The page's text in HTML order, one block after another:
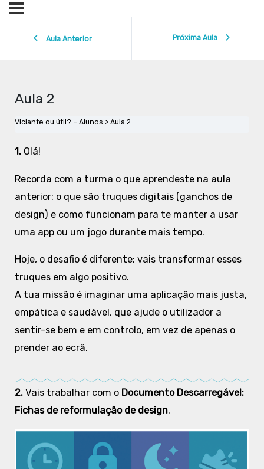
Aula Anterior Próxima Aula
Aula 2
Viciante ou útil? – Alunos Aula 2
1.Olá!
Recorda com a turma o que aprendeste na aula
anterior: o que são truques digitais (ganchos de
design) e como funcionam para te manter a usar
uma app ou um jogo durante mais tempo.
Hoje, o desafio é diferente: vais transformar esses
truques em algo positivo.
A tua missão é imaginar uma aplicação mais justa,
empática e saudável, que ajude o utilizador a
sentir-se bem e em controlo, em vez de apenas o
prender ao ecrã.
2.Vais trabalhar com o Documento Descarregável:
Fichas de reformulação de design.